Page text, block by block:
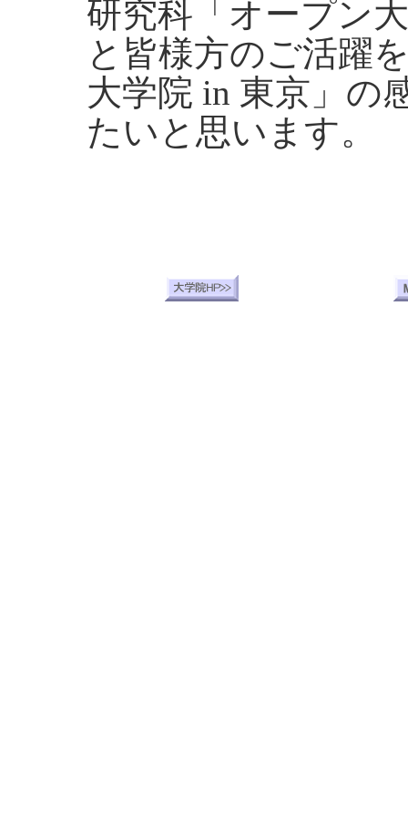
研究科「オープン
と皆様方のご活躍
大学院 in 東京」の
たいと思います。